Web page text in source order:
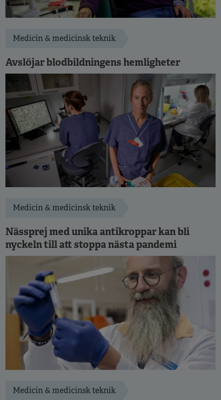
Medicin & medicinsk teknik
Avslöjar blodbildningens hemligheter
Medicin & medicinsk teknik
Nässprej med unika antikroppar kan bli
nyckeln till att stoppa nästa pandemi
Medicin & medicinsk teknik